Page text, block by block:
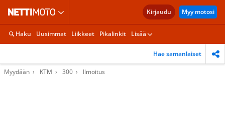
Kirjaudu Myy motosi
Haku Uusimmat Liikkeet Pikalinkit Lisää
Hae samanlaiset
Myydään KTM 300 Ilmoitus